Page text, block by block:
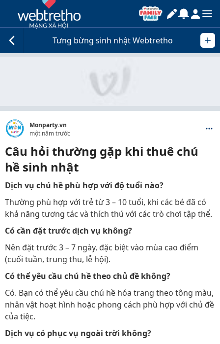
Tưng bừng sinh nhật Webtretho
Monparty.vn
một năm trước
Câu hỏi thường gặp khi thuê chú
hề sinh nhật
Dịch vụ chú hề phù hợp với độ tuổi nào?
Thường phù hợp với trẻ từ 3 – 10 tuổi, khi các bé đã có
khả năng tương tác và thích thú với các trò chơi tập thể.
Có cần đặt trước dịch vụ không?
Nên đặt trước 3 – 7 ngày, đặc biệt vào mùa cao điểm
(cuối tuần, trung thu, lễ hội).
Có thể yêu cầu chú hề theo chủ đề không?
Có. Bạn có thể yêu cầu chú hề hóa trang theo tông màu,
nhân vật hoạt hình hoặc phong cách phù hợp với chủ đề
của tiệc.
Dịch vụ có phục vụ ngoài trời không?